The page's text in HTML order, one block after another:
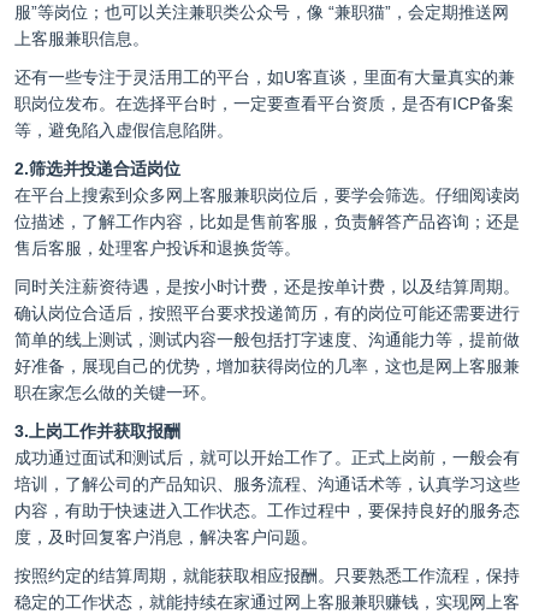
服”等岗位；也可以关注兼职类公众号，像 “兼职猫”，会定期推送网
上客服兼职信息。
还有一些专注于灵活用工的平台，如U客直谈 ，里面有大量真实的兼
职岗位发布。在选择平台时，一定要查看平台资质，是否有ICP备案
等，避免陷入虚假信息陷阱。
2.筛选并投递合适岗位
在平台上搜索到众多网上客服兼职岗位后，要学会筛选。仔细阅读岗
位描述，了解工作内容，比如是售前客服，负责解答产品咨询；还是
售后客服，处理客户投诉和退换货等。
同时关注薪资待遇，是按小时计费，还是按单计费，以及结算周期。
确认岗位合适后，按照平台要求投递简历，有的岗位可能还需要进行
简单的线上测试，测试内容一般包括打字速度、沟通能力等，提前做
好准备，展现自己的优势，增加获得岗位的几率，这也是网上客服兼
职在家怎么做的关键一环。
3.上岗工作并获取报酬
成功通过面试和测试后，就可以开始工作了。正式上岗前，一般会有
培训，了解公司的产品知识、服务流程、沟通话术等，认真学习这些
内容，有助于快速进入工作状态。工作过程中，要保持良好的服务态
度，及时回复客户消息，解决客户问题。
按照约定的结算周期，就能获取相应报酬。只要熟悉工作流程，保持
稳定的工作状态，就能持续在家通过网上客服兼职赚钱，实现网上客